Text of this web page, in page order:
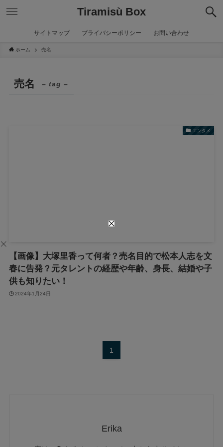
Tiramisù Box
サイトマップ プライバシーポリシー お問い合わせ
ホーム 売名
売名 – tag –
エンタメ
【画像】大塚里香って何者？売名目的で松本人志を文
春に告発？元タレントの経歴や年齢、身長、結婚や子
供も知りたい！
2024年1月24日
1
Erika